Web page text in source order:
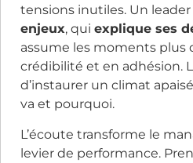
tensions inutiles. Un
enjeux, qui explique ses
assume les moments plus
crédibilité et en adhésion.
d’instaurer un climat
va et pourquoi.
L’écoute transforme le
levier de performance.